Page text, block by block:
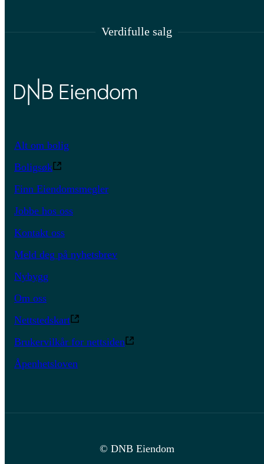
Verdifulle salg
Alt om bolig
Boligsøk
Finn Eiendomsmegler
Jobbe hos oss
Kontakt oss
Meld deg på nyhetsbrev
Nybygg
Om oss
Nettstedskart
Brukervilkår for nettsiden
Åpenhetsloven
© DNB Eiendom